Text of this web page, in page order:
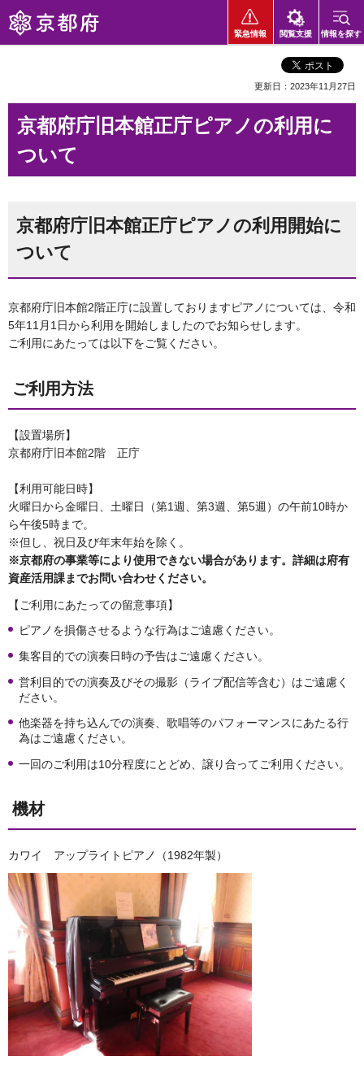
京都府
緊急情報 閲覧支援 情報を探す
更新日：2023年11月27日
京都府庁旧本館正庁ピアノの利用に
ついて
京都府庁旧本館正庁ピアノの利用開始に
ついて
京都府庁旧本館2階正庁に設置しておりますピアノについては、令和
5年11月1日から利用を開始しましたのでお知らせします。
ご利用にあたっては以下をご覧ください。
ご利用方法
【設置場所】
京都府庁旧本館2階 正庁
【利用可能日時】
火曜日から金曜日、土曜日（第1週、第3週、第5週）の午前10時か
ら午後5時まで。
※但し、祝日及び年末年始を除く。
※京都府の事業等により使用できない場合があります。詳細は府有
資産活用課までお問い合わせください。
【ご利用にあたっての留意事項】
ピアノを損傷させるような行為はご遠慮ください。
集客目的での演奏日時の予告はご遠慮ください。
営利目的での演奏及びその撮影（ライブ配信等含む）はご遠慮く
ださい。
他楽器を持ち込んでの演奏、歌唱等のパフォーマンスにあたる行
為はご遠慮ください。
一回のご利用は10分程度にとどめ、譲り合ってご利用ください。
機材
カワイ アップライトピアノ（1982年製）